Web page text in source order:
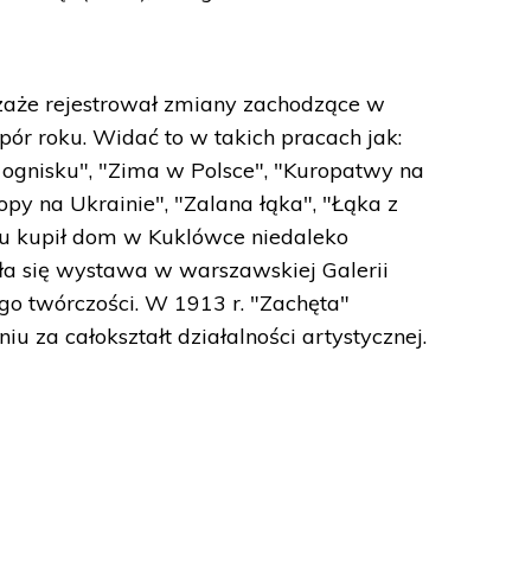
rejestrował zmiany zachodzące w
roku. Widać to w takich pracach jak:
"Zima w Polsce", "Kuropatwy na
na Ukrainie", "Zalana łąka", "Łąka z
kupił dom w Kuklówce niedaleko
się wystawa w warszawskiej Galerii
twórczości. W 1913 r. "Zachęta"
za całokształt działalności artystycznej.